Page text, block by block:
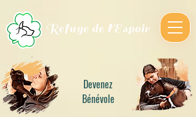
Refuge de l'Espoir
Devenez
Bénévole